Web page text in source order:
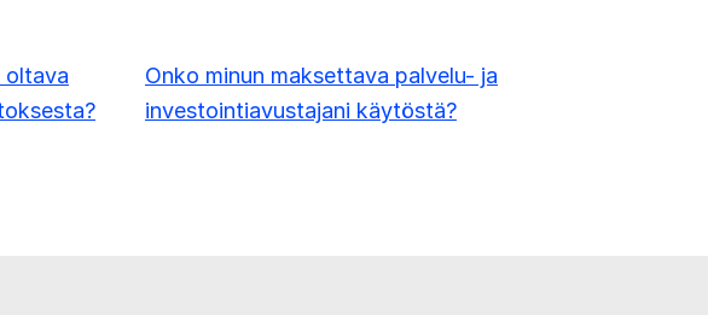
oltava
Onko minun maksettava palvelu- ja
investointiavustajani käytöstä?